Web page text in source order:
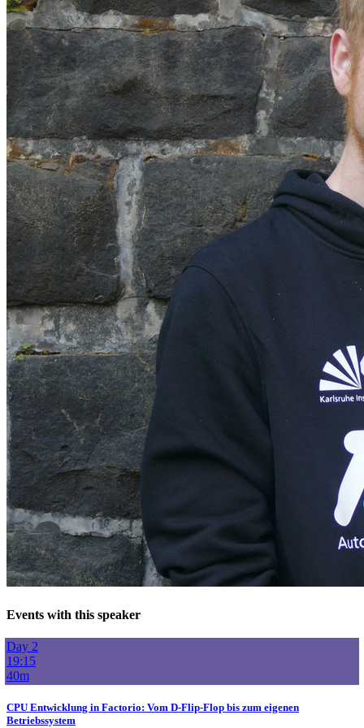
Events with this speaker
Day 2
19:15
40m
CPU Entwicklung in Factorio: Vom D-Flip-Flop bis zum eigenen
Betriebssystem